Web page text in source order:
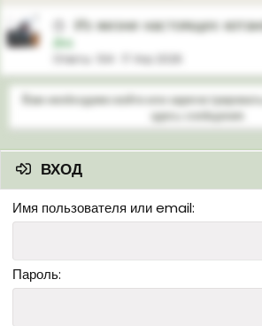
Из жизни настоящих
Дед
Ответы
17 Апр 2026
Вам необходимо войти или
здесь сообщения.
ВХОД
Имя пользователя или email
Пароль